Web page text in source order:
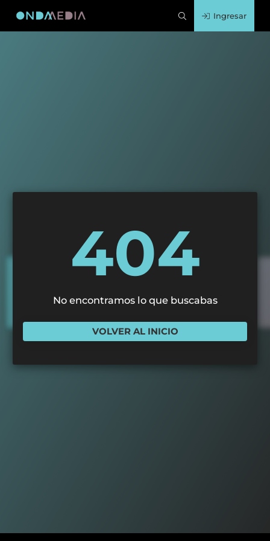
Ingresar
404
No encontramos lo que buscabas
VOLVER AL INICIO